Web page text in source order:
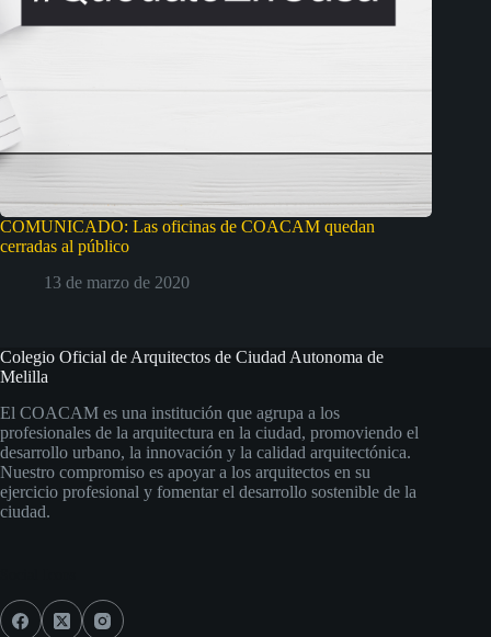
COMUNICADO: Las oficinas de COACAM quedan
cerradas al público
13 de marzo de 2020
Colegio Oficial de Arquitectos de Ciudad Autonoma de
Melilla
El COACAM es una institución que agrupa a los
profesionales de la arquitectura en la ciudad, promoviendo el
desarrollo urbano, la innovación y la calidad arquitectónica.
Nuestro compromiso es apoyar a los arquitectos en su
ejercicio profesional y fomentar el desarrollo sostenible de la
ciudad.